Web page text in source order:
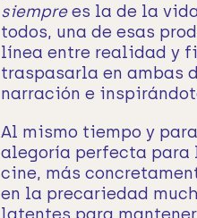
siemprees la de la
todos, una de esas
línea entre realidad y
traspasarla en ambas
narración e
Al mismo tiempo y
alegoría perfecta para
cine, más
en la precariedad